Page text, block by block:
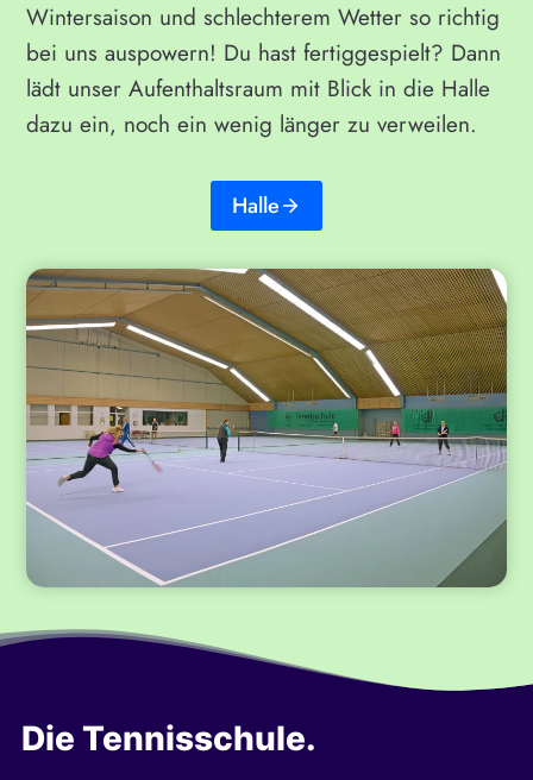
Wintersaison und schlechterem Wetter so richtig
bei uns auspowern! Du hast fertiggespielt? Dann
lädt unser Aufenthaltsraum mit Blick in die Halle
dazu ein, noch ein wenig länger zu verweilen.
Halle
Die Tennisschule.